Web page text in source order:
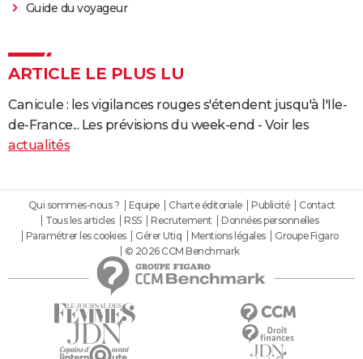
Guide du voyageur
ARTICLE LE PLUS LU
Canicule : les vigilances rouges s'étendent jusqu'à l'Ile-
de-France... Les prévisions du week-end - Voir les
actualités
Qui sommes-nous ? Equipe Charte éditoriale Publicité
Contact
Tous les articles
RSS Recrutement
Données personnelles
Paramétrer les cookies
Gérer Utiq Mentions légales
Groupe Figaro
© 2026 CCM Benchmark